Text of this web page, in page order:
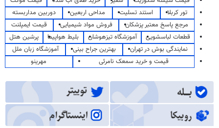
تور کربلا
استند تسلیت مداحی اربعین
دوربین مداربسته
مرجع پاسخ معتبر پزشکان
فروش مواد شیمیایی
قیمت ایمپلنت
قطعات لباسشویی
آموزشگاه تیزهوشان بلیط هواپیما
پرشین هتل
نمایندگی بوش در تهران
بهترین جراح بینی
آموزشگاه زبان ملل
قیمت و خرید سمعک نامرئی
مهرینو